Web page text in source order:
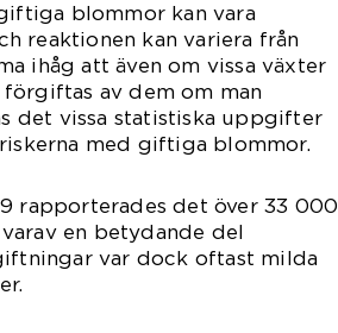
blommor kan vara
reaktionen kan variera från
ihåg att även om vissa växter
av dem om man
det vissa statistiska uppgifter
med giftiga blommor.
rapporterades det över 33 000
en betydande del
var dock oftast milda